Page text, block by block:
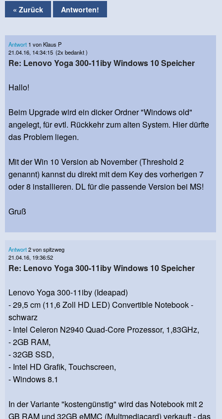
« Zurück Antworten!
Antwort 1 von Klaus P
21.04.16, 14:34:15 (2x bedankt )
Re: Lenovo Yoga 300-11iby Windows 10 Speicher
Hallo!
Beim Upgrade wird ein dicker Ordner "Windows old"
angelegt, für evtl. Rückkehr zum alten System. Hier dürfte
das Problem liegen.
Mit der Win 10 Version ab November (Threshold 2
genannt) kannst du direkt mit dem Key des vorherigen 7
oder 8 installieren. DL für die passende Version bei MS!
Gruß
Antwort2 von spitzweg
21.04.16, 19:36:52
Re: Lenovo Yoga 300-11iby Windows 10 Speicher
Lenovo Yoga 300-11iby (Ideapad)
- 29,5 cm (11,6 Zoll HD LED) Convertible Notebook -
schwarz
- Intel Celeron N2940 Quad-Core Prozessor, 1,83GHz,
- 2GB RAM,
- 32GB SSD,
- Intel HD Grafik, Touchscreen,
- Windows 8.1
In der Variante "kostengünstig" wird das Notebook mit 2
GB RAM und 32GB eMMC (Multmediacard) verkauft - das